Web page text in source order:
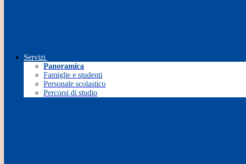
Servizi
Panoramica
Famiglie e studenti
Personale scolastico
Percorsi di studio